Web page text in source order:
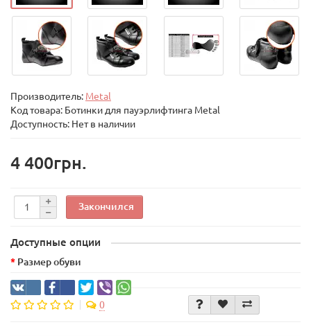
Производитель: Metal
Код товара: Ботинки для пауэрлифтинга Metal
Доступность: Нет в наличии
4 400грн.
Закончился
Доступные опции
Размер обуви
0